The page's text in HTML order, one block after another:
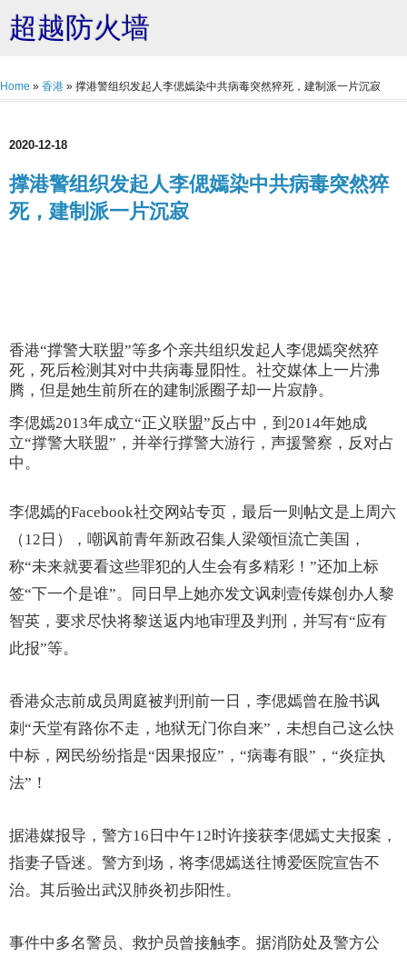
超越防火墙
Home » 香港 » 撑港警组织发起人李偲嫣染中共病毒突然猝死，建制派一片沉寂
2020-12-18
撑港警组织发起人李偲嫣染中共病毒突然猝
死，建制派一片沉寂
香港“撑警大联盟”等多个亲共组织发起人李偲嫣突然猝
死，死后检测其对中共病毒显阳性。社交媒体上一片沸
腾，但是她生前所在的建制派圈子却一片寂静。
李偲嫣2013年成立“正义联盟”反占中，到2014年她成
立“撑警大联盟”，并举行撑警大游行，声援警察，反对占
中。
李偲嫣的Facebook社交网站专页，最后一则帖文是上周六
（12日），嘲讽前青年新政召集人梁颂恒流亡美国，
称“未来就要看这些罪犯的人生会有多精彩！”还加上标
签“下一个是谁”。同日早上她亦发文讽刺壹传媒创办人黎
智英，要求尽快将黎送返内地审理及判刑，并写有“应有
此报”等。
香港众志前成员周庭被判刑前一日，李偲嫣曾在脸书讽
刺“天堂有路你不走，地狱无门你自来”，未想自己这么快
中标，网民纷纷指是“因果报应”，“病毒有眼”，“炎症执
法”！
据港媒报导，警方16日中午12时许接获李偲嫣丈夫报案，
指妻子昏迷。警方到场，将李偲嫣送往博爱医院宣告不
治。其后验出武汉肺炎初步阳性。
事件中多名警员、救护员曾接触李。据消防处及警方公